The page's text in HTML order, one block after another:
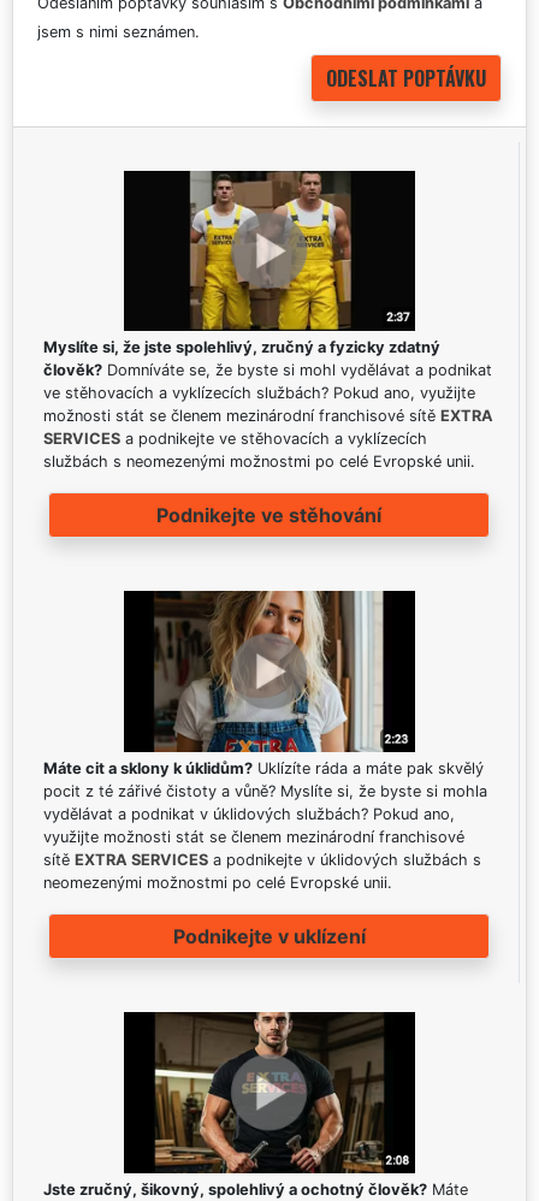
jsem s nimi seznámen.
Myslíte si, že jste spolehlivý, zručný a fyzicky zdatný
člověk? Domníváte se, že byste si mohl vydělávat a podnikat
ve stěhovacích a vyklízecích službách? Pokud ano, využijte
možnosti stát se členem mezinárodní franchisové sítě EXTRA
SERVICES a podnikejte ve stěhovacích a vyklízecích
službách s neomezenými možnostmi po celé Evropské unii.
Podnikejte ve stěhování
Máte cit a sklony k úklidům? Uklízíte ráda a máte pak skvělý
pocit z té zářivé čistoty a vůně? Myslíte si, že byste si mohla
vydělávat a podnikat v úklidových službách? Pokud ano,
využijte možnosti stát se členem mezinárodní franchisové
sítě EXTRA SERVICES a podnikejte v úklidových službách s
neomezenými možnostmi po celé Evropské unii.
Podnikejte v uklízení
Jste zručný, šikovný, spolehlivý a ochotný člověk? Máte